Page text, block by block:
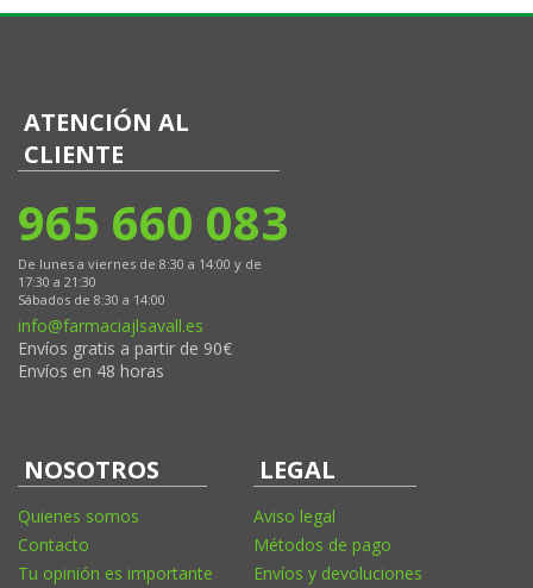
ATENCIÓN AL
CLIENTE
965 660 083
De lunes a viernes de 8:30 a 14:00 y de
17:30 a 21:30
Sábados de 8:30 a 14:00
info@farmaciajlsavall.es
Envíos gratis a partir de 90€
Envíos en 48 horas
NOSOTROS
Quienes somos
Contacto
Tu opinión es importante
LEGAL
Aviso legal
Métodos de pago
Envíos y devoluciones